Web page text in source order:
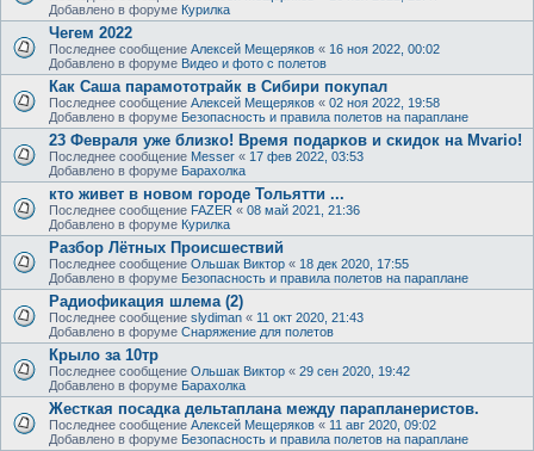
Добавлено в форуме Курилка
Чегем 2022
Последнее сообщение Алексей Мещеряков « 16 ноя 2022, 00:02
Добавлено в форуме Видео и фото с полетов
Как Саша парамототрайк в Сибири покупал
Последнее сообщение Алексей Мещеряков « 02 ноя 2022, 19:58
Добавлено в форуме Безопасность и правила полетов на параплане
23 Февраля уже близко! Время подарков и скидок на Mvario!
Последнее сообщение Messer « 17 фев 2022, 03:53
Добавлено в форуме Барахолка
кто живет в новом городе Тольятти ...
Последнее сообщение FAZER « 08 май 2021, 21:36
Добавлено в форуме Курилка
Разбор Лётных Происшествий
Последнее сообщение Ольшак Виктор « 18 дек 2020, 17:55
Добавлено в форуме Безопасность и правила полетов на параплане
Радиофикация шлема (2)
Последнее сообщение slydiman « 11 окт 2020, 21:43
Добавлено в форуме Снаряжение для полетов
Крыло за 10тр
Последнее сообщение Ольшак Виктор « 29 сен 2020, 19:42
Добавлено в форуме Барахолка
Жесткая посадка дельтаплана между парапланеристов.
Последнее сообщение Алексей Мещеряков « 11 авг 2020, 09:02
Добавлено в форуме Безопасность и правила полетов на параплане